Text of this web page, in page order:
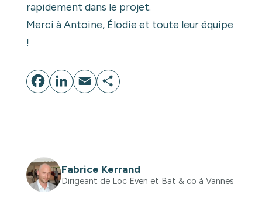
rapidement dans le projet.
Merci à Antoine, Élodie et toute leur équipe
!
Facebook
LinkedIn
EmailPartager
Fabrice Kerrand
Dirigeant de Loc Even et Bat & co à Vannes